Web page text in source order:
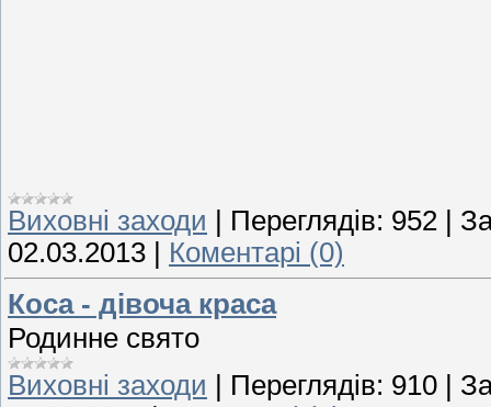
Виховні заходи | Переглядів: 952 |
02.03.2013 | Коментарі (0)
Коса - дівоча краса
Родинне свято
Виховні заходи
Переглядів: 910